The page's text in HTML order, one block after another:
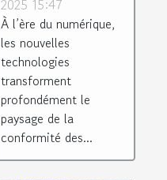
sur la
conformité des
entreprises
2025 15:47
À l’ère du numérique,
les nouvelles
technologies
transforment
profondément le
paysage de la
conformité des...